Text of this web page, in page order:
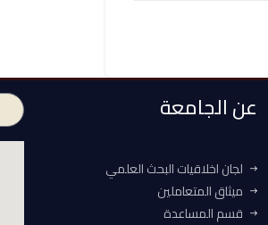
عن الجامعة
لجان اخلاقيات البحث العلمي
ميثاق المتعاملين
قسم المساعدة